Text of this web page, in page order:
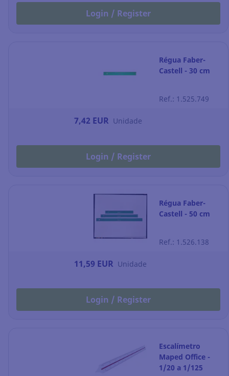
Login / Register
Régua Faber-
Castell - 30 cm
Ref.: 1.525.749
7,42 EUR Unidade
Login / Register
Régua Faber-
Castell - 50 cm
Ref.: 1.526.138
11,59 EUR Unidade
Login / Register
Escalímetro
Maped Office -
1/20 a 1/125